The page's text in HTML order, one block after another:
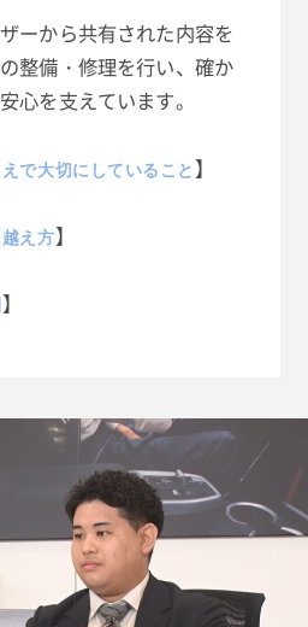
ーから共有された内容を
整備・修理を行い、確か
心を支えています。
で大切にしていること】
え方】
】